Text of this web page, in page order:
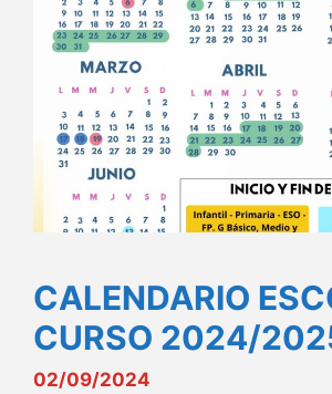
CALENDARIO
CURSO 2024/
02/09/2024